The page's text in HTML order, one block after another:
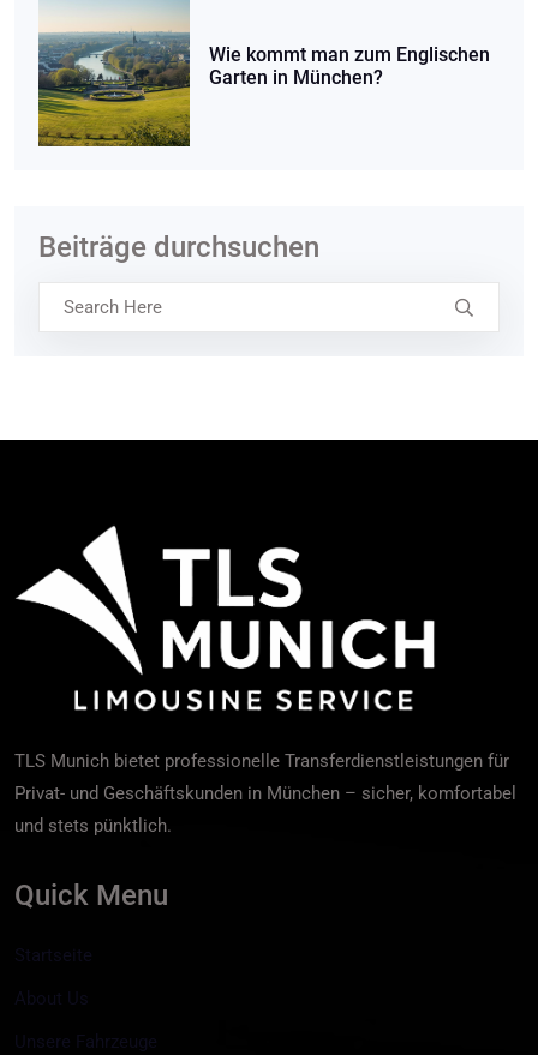
Wie kommt man zum Englischen
Garten in München?
Beiträge durchsuchen
TLS Munich bietet professionelle Transferdienstleistungen für
Privat- und Geschäftskunden in München – sicher, komfortabel
und stets pünktlich.
Quick Menu
Startseite
About Us
Unsere Fahrzeuge